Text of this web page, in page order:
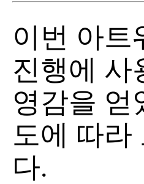
이번 아트
진행에 사
영감을 얻
도에 따라
다.